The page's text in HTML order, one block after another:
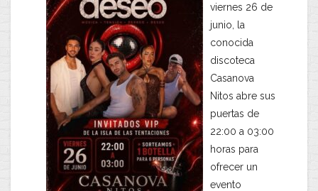
viernes 26 de
junio, la
conocida
discoteca
Casanova
Nitos abre sus
puertas de
22:00 a 03:00
horas para
ofrecer un
evento